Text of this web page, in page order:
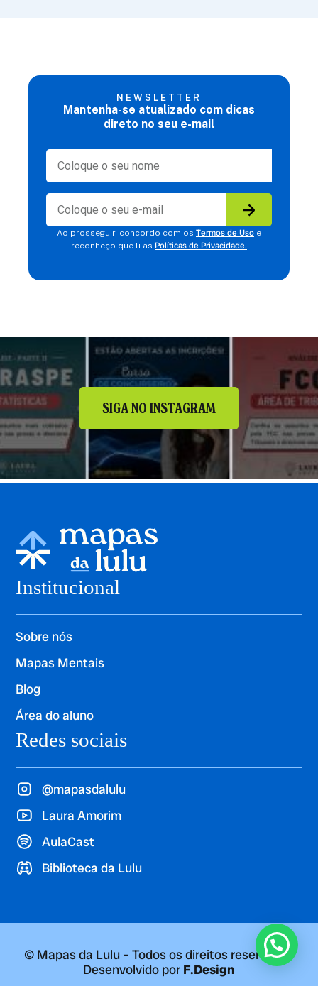
NEWSLETTER
Mantenha-se atualizado com dicas
direto no seu e-mail
Ao prosseguir, concordo com os Termos de Uso e
reconheço que li as Políticas de Privacidade.
SIGA NO INSTAGRAM
Institucional
Sobre nós
Mapas Mentais
Blog
Área do aluno
Redes sociais
@mapasdalulu
Laura Amorim
AulaCast
Biblioteca da Lulu
© Mapas da Lulu – Todos os direitos reservados
Desenvolvido por F.Design